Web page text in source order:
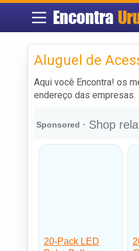
Encontra
Aluguel de
Aqui você Encontra! os
endereço das empresas.